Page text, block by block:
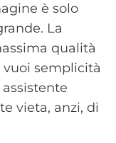
è solo
La
qualità
vuoi semplicità
vieta, anzi, di